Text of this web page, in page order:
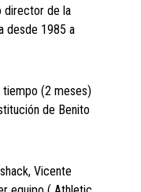
director de la
desde 1985 a
tiempo (2 meses)
de Benito
Vicente